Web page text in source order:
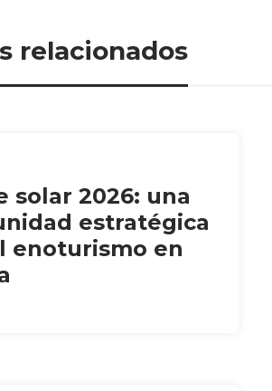
relacionados
solar 2026: una
estratégica
enoturismo en